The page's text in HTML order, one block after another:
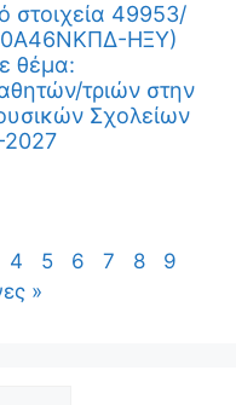
στοιχεία 49953/
ΗΞΥ)
θέμα:
τριών στην
Σχολείων
2027
4 5 6 7 8
9
»